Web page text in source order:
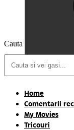
Cauta
Home
Comentarii
My Movies
Tricouri